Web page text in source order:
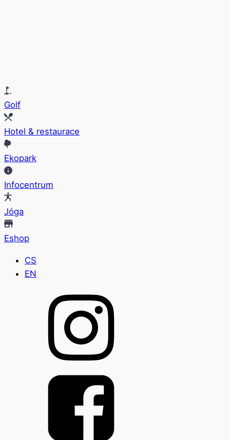
Golf
Hotel & restaurace
Ekopark
Infocentrum
Jóga
Eshop
CS
EN